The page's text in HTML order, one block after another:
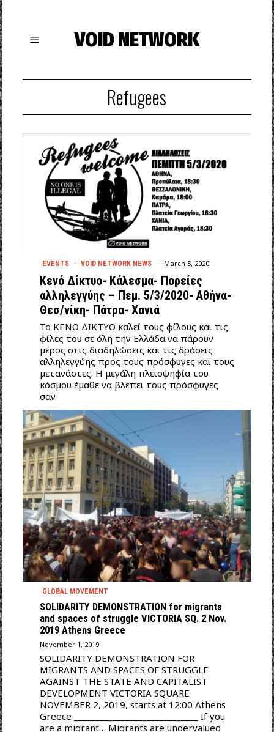
VOID NETWORK
Refugees
EVENTS · VOID NETWORK NEWS March 5, 2020
Κενό Δίκτυο- Κάλεσμα- Πορείες
αλληλεγγύης – Πεμ. 5/3/2020- Αθήνα-
Θεσ/νίκη- Πάτρα- Χανιά
Το ΚΕΝΟ ΔΙΚΤΥΟ καλεί τους φίλους και τις
φίλες του σε όλη την Ελλάδα να πάρουν
μέρος στις διαδηλώσεις και τις δράσεις
αλληλεγγύης προς τους πρόσφυγες και τους
μετανάστες. Η μεγάλη πλειοψηφία του
κόσμου έμαθε να βλέπει τους πρόσφυγες
σαν
GLOBAL MOVEMENT
SOLIDARITY DEMONSTRATION for migrants
and spaces of struggle VICTORIA SQ. 2 Nov.
2019 Athens Greece
November 1, 2019
SOLIDARITY DEMONSTRATION FOR
MIGRANTS AND SPACES OF STRUGGLE
AGAINST THE STATE AND CAPITALIST
DEVELOPMENT VICTORIA SQUARE
NOVEMBER 2, 2019, starts at 12:00 Athens
Greece _____________________________ If you
are a migrant… Migrants are undervalued